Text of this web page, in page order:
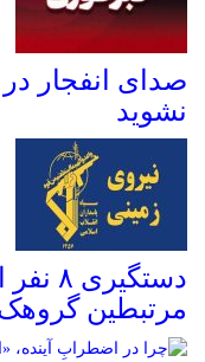
صدای انفجار
نشوید
مرتبطین